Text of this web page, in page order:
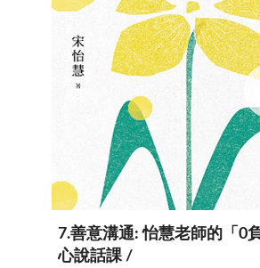
7.善意溝通: 怡慧老師的「0
心說話課 /